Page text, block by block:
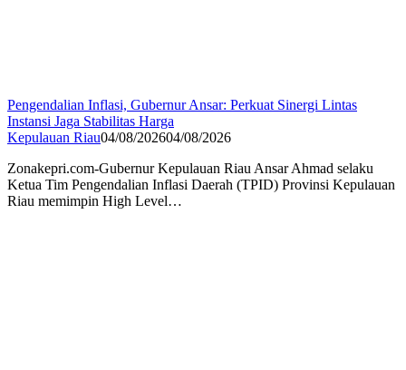
Pengendalian Inflasi, Gubernur Ansar: Perkuat Sinergi Lintas
Instansi Jaga Stabilitas Harga
Kepulauan Riau04/08/202604/08/2026
Zonakepri.com-Gubernur Kepulauan Riau Ansar Ahmad selaku
Ketua Tim Pengendalian Inflasi Daerah (TPID) Provinsi Kepulauan
Riau memimpin High Level…